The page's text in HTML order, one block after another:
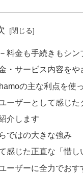
料金も手続きもシン
・サービス内容をや
の主な利点を使
ーザーとして感じた
介します
ではの大きな強み
じた正直な「惜し
ーザーに全力でおす